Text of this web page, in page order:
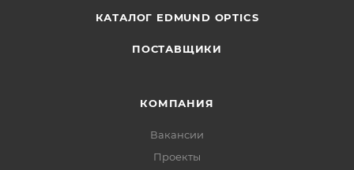
КАТАЛОГ EDMUND OPTICS
ПОСТАВЩИКИ
КОМПАНИЯ
Вакансии
Проекты